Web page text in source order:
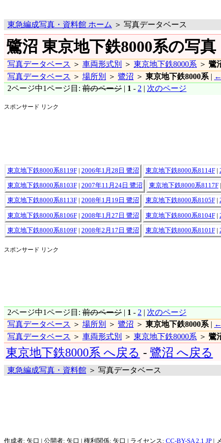
東急編成写真・資料館 ホーム ＞ 写真データベース
鷺沼 東京地下鉄8000系の写真
写真データベース ＞ 車両形式別 ＞ 東京地下鉄8000系 ＞ 鷺
写真データベース ＞ 場所別 ＞ 鷺沼 ＞ 東京地下鉄8000系 |
2ページ中1ページ目: 前のページ | 1 - 2 | 次のページ
スポンサード リンク
東京地下鉄8000系8119F| 2006年1月28日 鷺沼 東京地下鉄8000系8114F|
東京地下鉄8000系8103F| 2007年11月24日 鷺沼 東京地下鉄8000系8117F|
東京地下鉄8000系8113F| 2008年1月19日 鷺沼 東京地下鉄8000系8105F|
東京地下鉄8000系8106F| 2008年1月27日 鷺沼 東京地下鉄8000系8104F|
東京地下鉄8000系8109F| 2008年2月17日 鷺沼 東京地下鉄8000系8101F|
スポンサード リンク
2ページ中1ページ目: 前のページ | 1 - 2 | 次のページ
写真データベース ＞ 場所別 ＞ 鷺沼 ＞ 東京地下鉄8000系|
写真データベース ＞ 車両形式別 ＞ 東京地下鉄8000系 ＞ 鷺
東京地下鉄8000系 へ戻る - 鷺沼 へ戻る
東急編成写真・資料館 ＞ 写真データベース
作成者: 矢口 | 公開者: 矢口 | 権利関係: 矢口 | ライセンス: CC-BY-SA 2.1 JP |